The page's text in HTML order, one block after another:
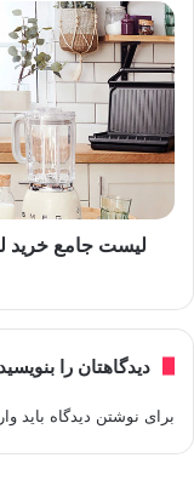
لیست جامع خرید
دیدگاهتان را بنویسید
برای نوشتن دیدگاه باید